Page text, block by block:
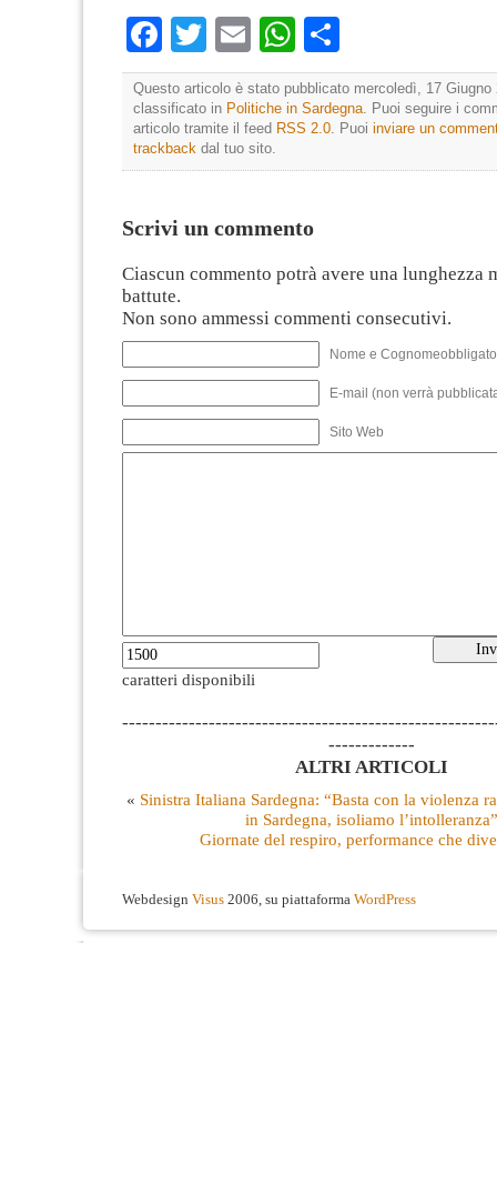
Facebook
TwitterEmailWhatsApp
Questo articolo è stato pubblicato mercoledì, 17 Giugno
classificato in Politiche in Sardegna. Puoi seguire i
articolo tramite il feed RSS 2.0. Puoi inviare un
trackback dal tuo sito.
Scrivi un commento
Ciascun commento potrà avere una lunghezza
battute.
Non sono ammessi commenti consecutivi.
Nome e
E-mail (non verrà
Sito Web
caratteri disponibili
-------------
ALTRI ARTICOLI
« Sinistra Italiana Sardegna: “Basta con la violenza
in Sardegna, isoliamo l’intolleranza”
Giornate del respiro, performance che
Webdesign Visus 2006, su piattaforma WordPress